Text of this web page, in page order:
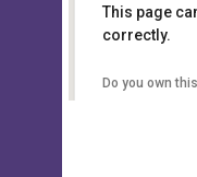
Board
This page
correctly.
Do you own